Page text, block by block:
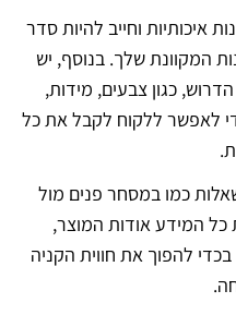
איכותיות וחייב להיות סדר
המקוונת שלך. בנוסף, יש
כגון צבעים, מידות,
לאפשר ללקוח לקבל את כל
כמו במסחר פנים מול
כל המידע אודות המוצר,
להפוך את חווית הקניה